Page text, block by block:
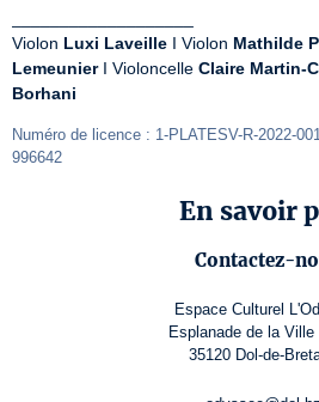
Violon Luxi Laveille I Violon Mathilde
Lemeunier I Violoncelle Claire Martin-
Borhani
Numéro de licence : 1-PLATESV-R-2022-
996642
En savoir
Contactez-
Espace Culturel
Esplanade de la Ville
35120 Dol-de-